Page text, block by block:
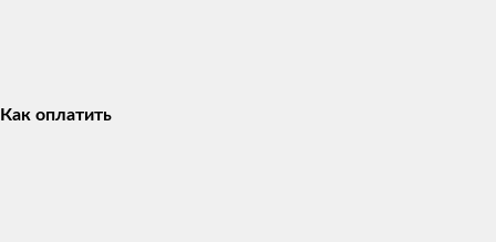
Как оплатить